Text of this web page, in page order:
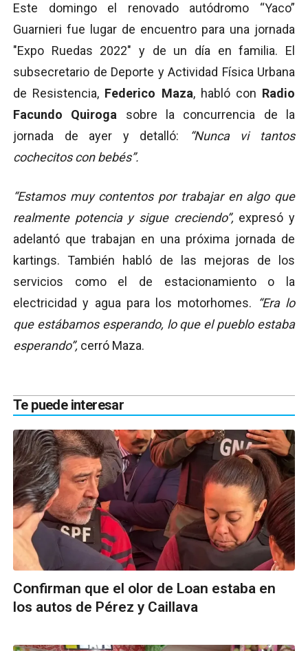
Este domingo el renovado autódromo “Yaco”
Guarnieri fue lugar de encuentro para una jornada
"Expo Ruedas 2022" y de un día en familia. El
subsecretario de Deporte y Actividad Física Urbana
de Resistencia, Federico Maza, habló con Radio
Facundo Quiroga sobre la concurrencia de la
jornada de ayer y detalló:
“Nunca vi tantos
cochecitos con bebés”.
“Estamos muy contentos por trabajar en algo que
realmente potencia y sigue creciendo”, expresó y
adelantó que trabajan en una próxima jornada de
kartings. También habló de las mejoras de los
servicios como el de estacionamiento o la
electricidad y agua para los motorhomes.
“Era lo
que estábamos esperando, lo que el pueblo estaba
esperando”, cerró Maza.
Te puede interesar
Confirman que el olor de Loan estaba en
los autos de Pérez y Caillava